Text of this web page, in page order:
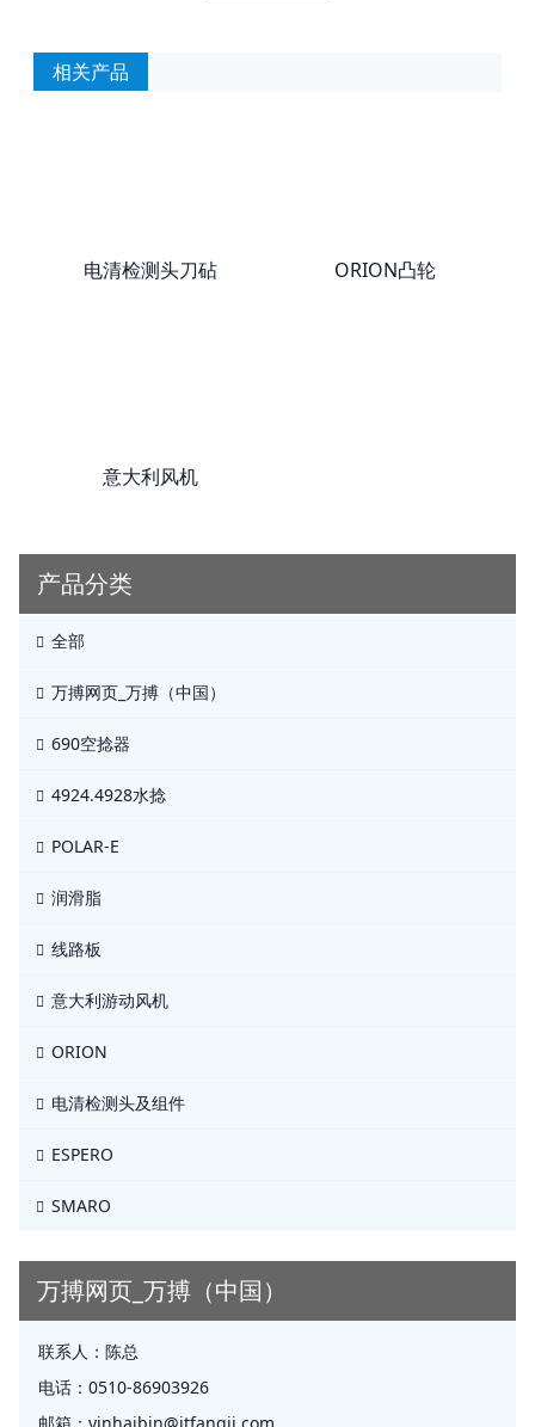
相关产品
电清检测头刀砧 ORION凸轮
意大利风机
产品分类
全部
万搏网页_万搏（中国）
690空捻器
4924.4928水捻
POLAR-E
润滑脂
线路板
意大利游动风机
ORION
电清检测头及组件
ESPERO
SMARO
万搏网页_万搏（中国）
联系人： 陈总
电话： 0510-86903926